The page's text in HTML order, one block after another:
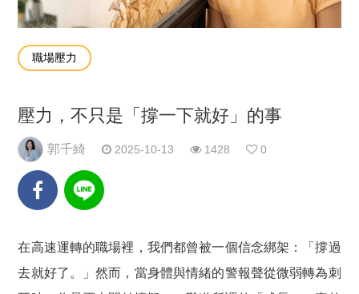
職場壓力
壓力，不只是「撐一下就好」的事
郭千綺 2025-10-13 1428 0
在高速運轉的職場裡，我們都曾被一個信念綁架：「撐過
去就好了。」然而，當身體與情緒的警報聲從微弱轉為刺